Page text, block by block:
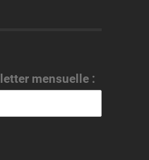
mensuelle :